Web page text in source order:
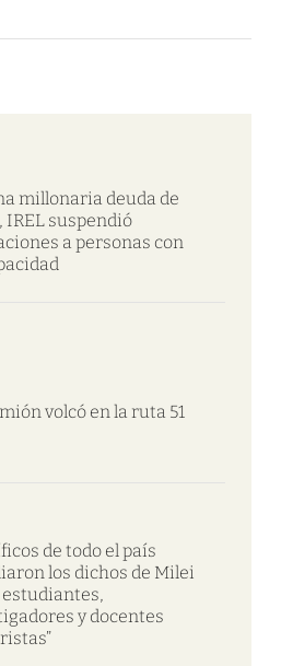
millonaria deuda de
IREL suspendió
a personas con
volcó en la ruta 51
de todo el país
los dichos de Milei
y docentes